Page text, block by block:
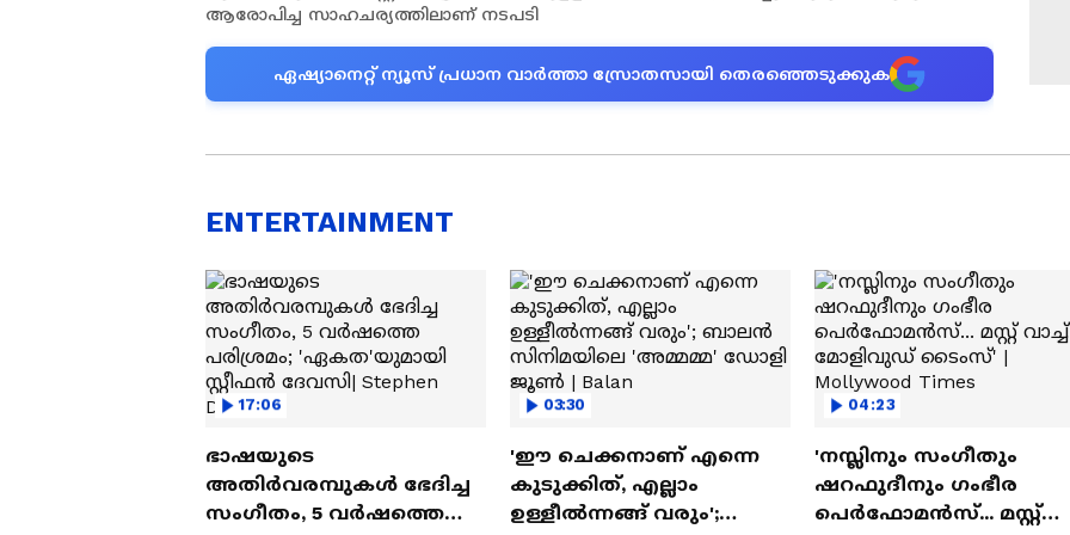
ആരോപിച്ച സാഹചര്യത്തിലാണ് നടപടി
ഏഷ്യാനെറ്റ് ന്യൂസ് പ്രധാന വാർത്താ സ്രോതസായി തെരഞ്ഞെടുക്കുക
ENTERTAINMENT
17:06
ഭാഷയുടെ
അതിർവരമ്പുകൾ ഭേദിച്ച
സംഗീതം, 5 വർഷത്തെ
03:30
'ഈ ചെക്കനാണ് എന്നെ
കുടുക്കിത്, എല്ലാം
ഉള്ളീൽന്നങ്ങ് വരും';
04:23
'നസ്ലിനും സംഗീതും
ഷറഫുദീനും ഗംഭീര
പെർഫോമൻസ്... മസ്റ്റ്